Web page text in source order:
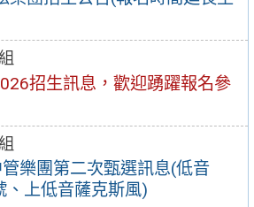
招生訊息，歡迎踴躍報名參
樂團第二次甄選訊息(低音
、上低音薩克斯風)